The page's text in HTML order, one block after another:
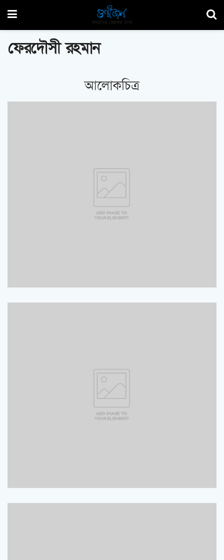
ফেরদৌসী রহমান
আলোকচিত্র